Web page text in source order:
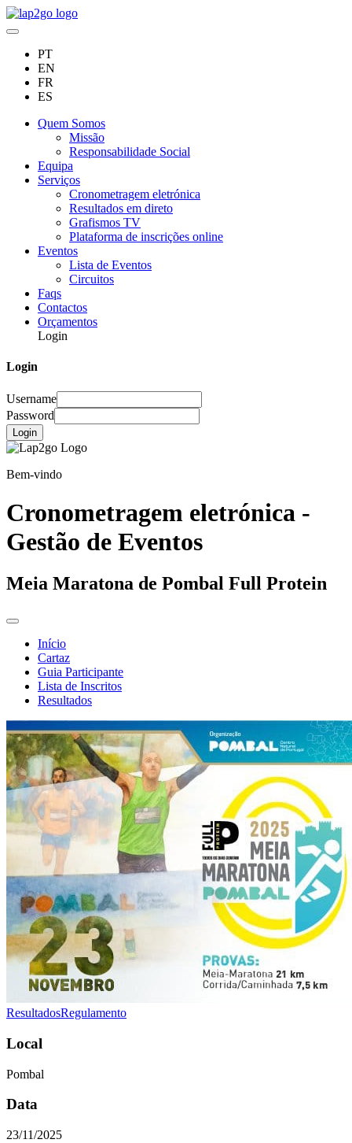
PT
EN
FR
ES
Quem Somos
Missão
Responsabilidade Social
Equipa
Serviços
Cronometragem eletrónica
Resultados em direto
Grafismos TV
Plataforma de inscrições online
Eventos
Lista de Eventos
Circuitos
Faqs
Contactos
Orçamentos
Login
Login
Username
Password
Login
Bem-vindo
Cronometragem eletrónica -
Gestão de Eventos
Meia Maratona de Pombal Full Protein
Início
Cartaz
Guia Participante
Lista de Inscritos
Resultados
ResultadosRegulamento
Local
Pombal
Data
23/11/2025